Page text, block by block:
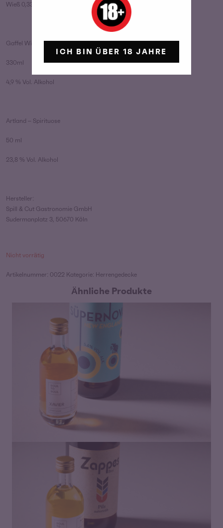
Wieß 0,33l und ein Shot “Artland”
Gaffel Wieß – Bier
330ml
4,9 % Vol. Alkohol
Artland – Spirituose
50 ml
23,8 % Vol. Alkohol
Hersteller:
Spill & Cut Gastronomie GmbH
Sudermanplatz 3, 50670 Köln
Nicht vorrätig
Artikelnummer: 0022 Kategorie: Herrengedecke
Ähnliche Produkte
8,50
ICH BIN ÜBER 18 JAHRE